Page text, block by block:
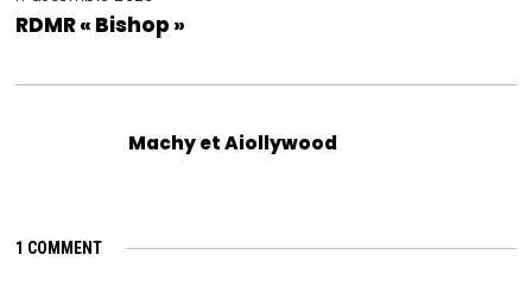
RDMR « Bishop »
Machy et Aiollywood
1 COMMENT